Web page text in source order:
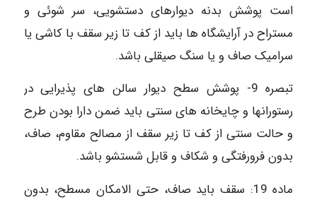
است پوشش بدنه دیوارهای دستشویی، سر شوئی و
مستراح در آرایشگاه ها باید از کف تا زیر سقف با کاشی یا
سرامیک صاف و یا سنگ صیقلی باشد.
تبصره 9- پوشش سطح دیوار سالن های پذیرایی در
رستورانها و چایخانه های سنتی باید ضمن دارا بودن طرح
و حالت سنتی از کف تا زیر سقف از مصالح مقاوم، صاف،
بدون فرورفتگی و شکاف و قابل شستشو باشد.
ماده 19: سقف باید صاف، حتی الامکان مسطح، بدون